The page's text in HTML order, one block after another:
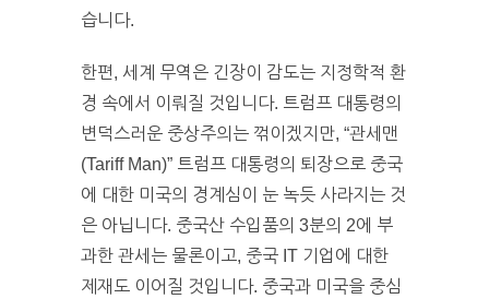
습니다.
한편, 세계 무역은 긴장이 감도는 지정학적 환
경 속에서 이뤄질 것입니다. 트럼프 대통령의
변덕스러운 중상주의는 꺾이겠지만, “관세맨
(Tariff Man)” 트럼프 대통령의 퇴장으로 중국
에 대한 미국의 경계심이 눈 녹듯 사라지는 것
은 아닙니다. 중국산 수입품의 3분의 2에 부
과한 관세는 물론이고, 중국 IT 기업에 대한
제재도 이어질 것입니다. 중국과 미국을 중심